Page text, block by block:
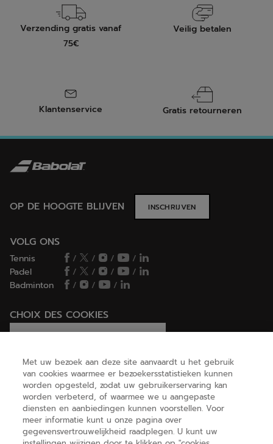
Verzending gratis vanaf
75€
Veilig betalen
Klantenservice Gratis retourneren
OP DE HOOGTE BLIJVEN INSCHRIJVEN
VOLG ONS
Tennis / / /
/
Padel
/ / /
/
Badminton
/ / /
CHOIX DES COOKIES
Ik stel cookies in/Ik weiger cookies
HELP
OVER ONS
Met uw bezoek aan deze site aanvaardt u het gebruik
van cookies waarmee er bezoekersstatistieken kunnen
worden opgesteld, zodat uw gebruikerservaring kan
worden verbeterd, of waarmee we u aangepaste
diensten en aanbiedingen kunnen voorstellen. Voor
meer informatie kunt u onze pagina over
gegevensvertrouwelijkheid raadplegen. U kunt uw